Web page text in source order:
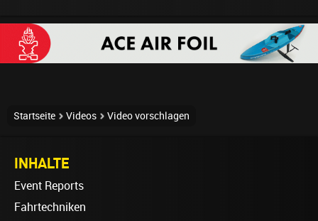
Startseite Videos Video vorschlagen
INHALTE
Event Reports
Fahrtechniken